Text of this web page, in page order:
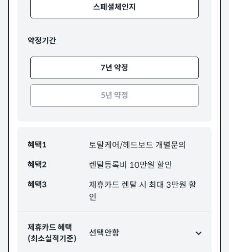
스페셜체인지
약정기간
7년 약정
5년 약정
혜택1 토탈케어/헤드보드 개별문의
혜택2 렌탈등록비 10만원 할인
혜택3
제휴카드 렌탈 시 최대 3만원 할
인
제휴카드 혜택
(최소실적기준)
선택안함